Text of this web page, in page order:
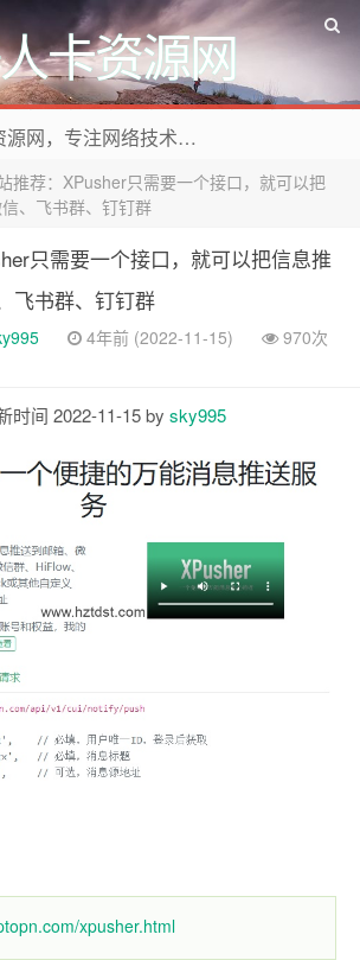
卡资源网
欢迎来到好人卡资源网，专注网络技术资源收集，我们不仅是网络资源的搬运工，也生产原创资源。寻找资源请留言或关注公众号:烈日下的男人
推荐：XPusher只需要一个接口，就可以把
、飞书群、钉钉群
只需要一个接口，就可以把信息推
飞书群、钉钉群
4年前 (2022-11-15)
970次
时间 2022-11-15 by sky995
xpusher.html